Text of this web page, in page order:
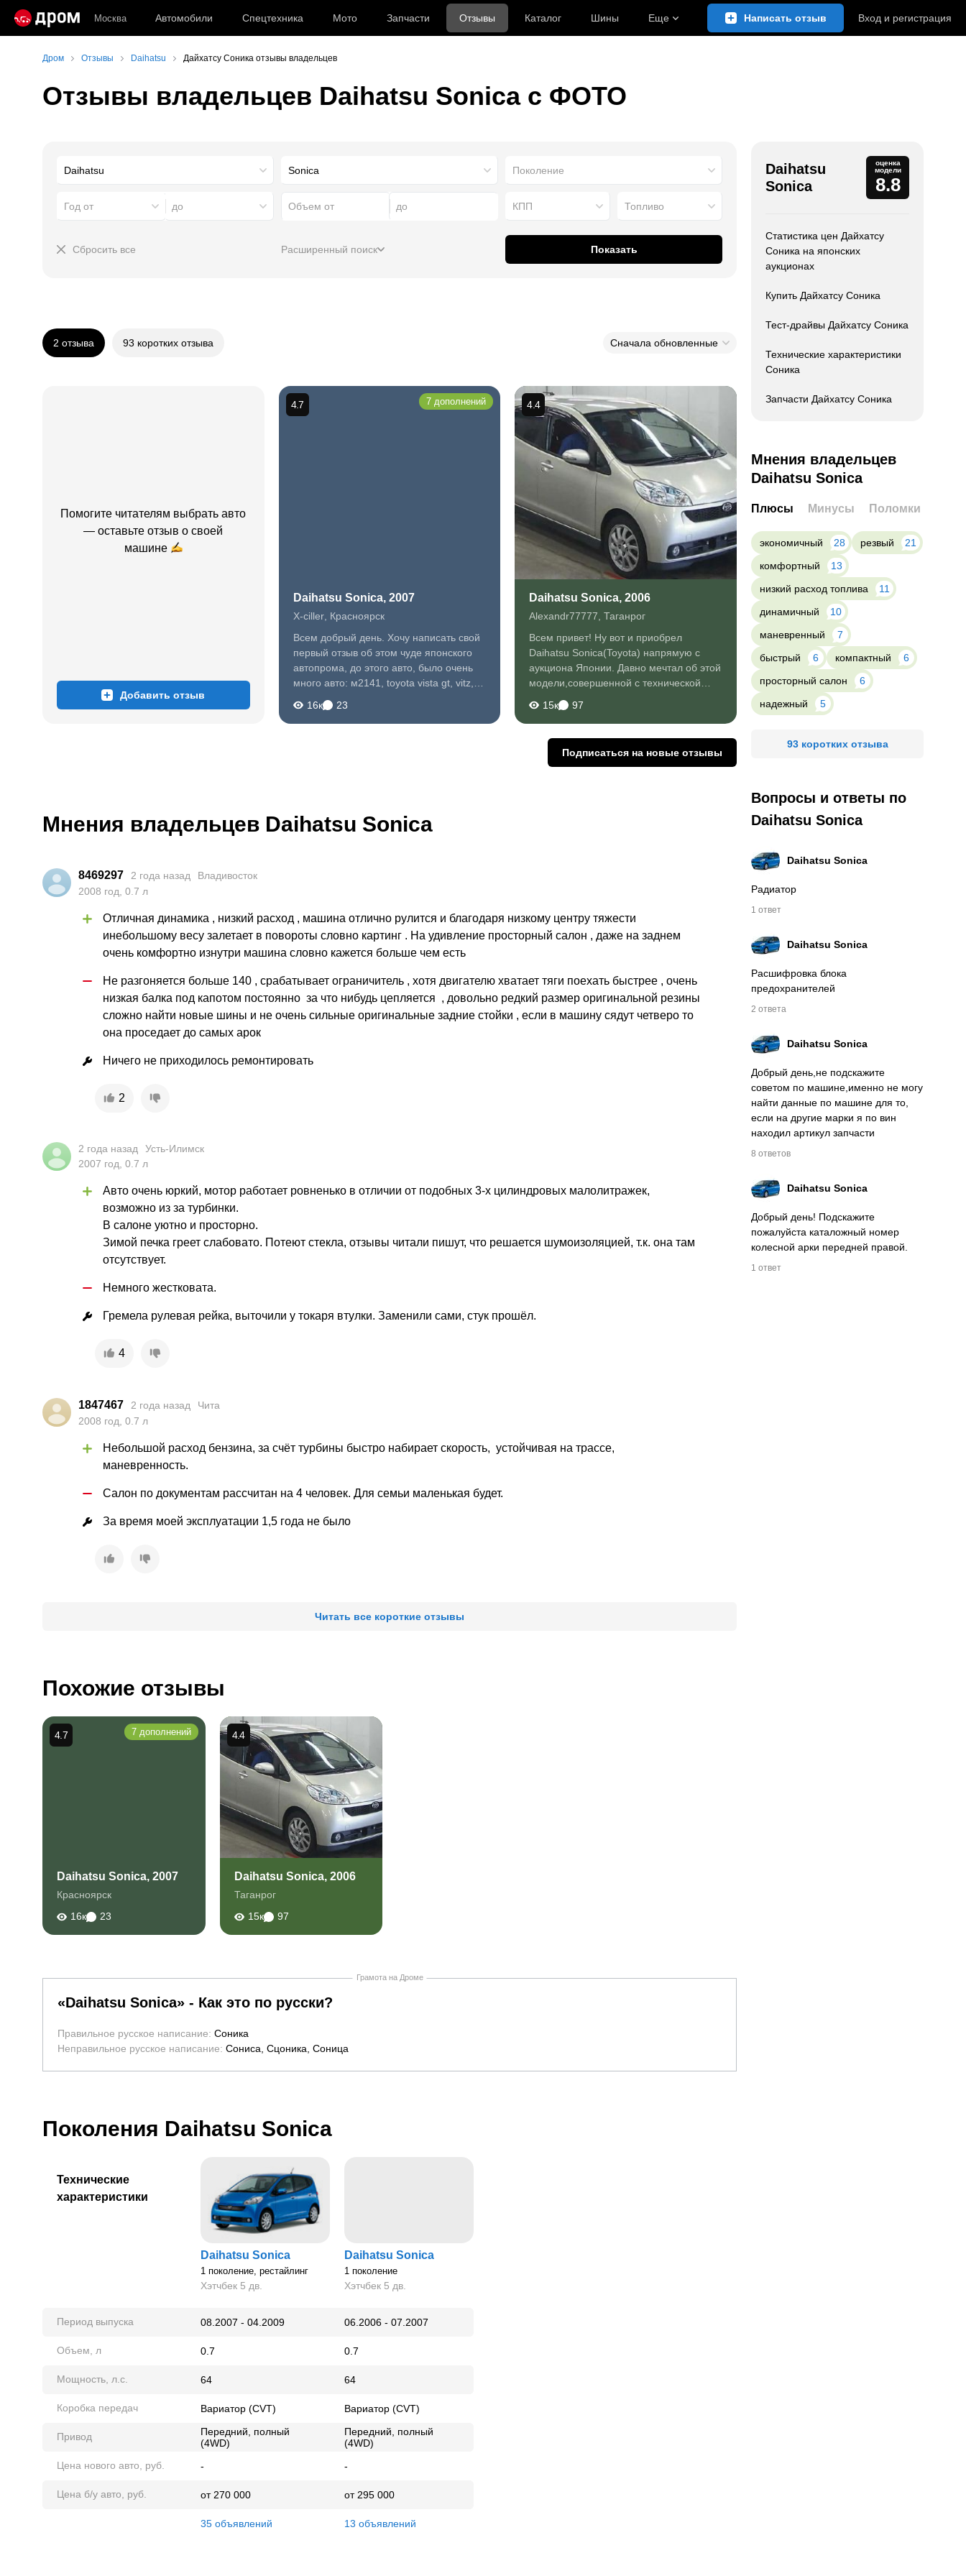
Москва Автомобили Спецтехника Мото Запчасти Отзывы Каталог Шины Еще Написать отзыв Вход и регистрация
Дром Отзывы Daihatsu Дайхатсу Соника отзывы владельцев
Отзывы владельцев Daihatsu Sonica с ФОТО
Поколение
Год от до КПП Топливо
Сбросить все Расширенный поиск Показать
2 отзыва 93 коротких отзыва Сначала обновленные
Помогите читателям выбрать авто
— оставьте отзыв о своей
машине
Добавить отзыв
Daihatsu Sonica, 2007
X-ciller, Красноярск
Всем добрый день. Хочу написать свой
первый отзыв об этом чуде японского
автопрома, до этого авто, было очень
много авто: м2141, toyota vista gt, vitz,
civic 1.7, escudo, prelude, Solaris, insight.
И каждого из этих авто есть свои плюсы,
16к 23
4.7 7 дополнений
Daihatsu Sonica, 2006
Alexandr77777 ,Таганрог
Всем привет! Ну вот и приобрел
Daihatsu Sonica(Toyota) напрямую с
аукциона Японии. Давно мечтал об этой
модели,совершенной с технической
точки зрения,интересной по
дизайну,богатой по комплектации.
Комплектация самая богатая RS
LIMITED спорт версия, двигатель
15к 97
4.4
Подписаться на новые отзывы
Мнения владельцев Daihatsu Sonica
8469297 2 года назад
Владивосток
2008 год 0.7 л
Отличная динамика , низкий расход , машина отлично рулится и благодаря низкому центру тяжести
инебольшому весу залетает в повороты словно картинг . На удивление просторный салон , даже на заднем
очень комфортно изнутри машина словно кажется больше чем есть
Не разгоняется больше 140 , срабатывает ограничитель , хотя двигателю хватает тяги поехать быстрее , очень
низкая балка под капотом постоянно  за что нибудь цепляется  , довольно редкий размер оригинальной резины
сложно найти новые шины и не очень сильные оригинальные задние стойки , если в машину сядут четверо то
она проседает до самых арок
Ничего не приходилось ремонтировать
2
2 года назад
Усть-Илимск
2007 год 0.7 л
Авто очень юркий, мотор работает ровненько в отличии от подобных 3-х цилиндровых малолитражек,
возможно из за турбинки.
В салоне уютно и просторно.
Зимой печка греет слабовато. Потеют стекла, отзывы читали пишут, что решается шумоизоляцией, т.к. она там
отсутствует.
Немного жестковата.
Гремела рулевая рейка, выточили у токаря втулки. Заменили сами, стук прошёл.
4
1847467 2 года назад
Чита
2008 год 0.7 л
Небольшой расход бензина, за счёт турбины быстро набирает скорость,  устойчивая на трассе,
маневренность.
Салон по документам рассчитан на 4 человек. Для семьи маленькая будет.
За время моей эксплуатации 1,5 года не было
Читать все короткие отзывы
Похожие отзывы
Daihatsu Sonica, 2007
Красноярск
16к
23
4.7 7 дополнений
Daihatsu Sonica, 2006
Таганрог
15к
97
4.4
Грамота на Дроме
«Daihatsu Sonica» - Как это по русски?
Правильное русское написание: Соника
Неправильное русское написание: Сониса, Сцоника, Соница
Daihatsu
Sonica
оценка
модели
8.8
Статистика цен Дайхатсу
Соника на японских
аукционах
Купить Дайхатсу Соника
Тест-драйвы Дайхатсу Соника
Технические характеристики
Соника
Запчасти Дайхатсу Соника
Мнения владельцев
Daihatsu Sonica
Плюсы Минусы Поломки
экономичный 28 резвый
21
комфортный
13
низкий расход топлива
11
динамичный
10
маневренный
7
быстрый
6 компактный
6
просторный салон
6
надежный
5
93 коротких отзыва
Вопросы и ответы по
Daihatsu Sonica
Daihatsu Sonica
Радиатор
1 ответ
Daihatsu Sonica
Расшифровка блока
предохранителей
2 ответа
Daihatsu Sonica
Добрый день,не подскажите
советом по машине,именно не могу
найти данные по машине для то,
если на другие марки я по вин
находил артикул запчасти
8 ответов
Daihatsu Sonica
Добрый день! Подскажите
пожалуйста каталожный номер
колесной арки передней правой.
1 ответ
Поколения Daihatsu Sonica
Технические
характеристики
Daihatsu Sonica
1 поколение, рестайлинг
Хэтчбек 5 дв.
Daihatsu Sonica
1 поколение
Хэтчбек 5 дв.
Период выпуска 08.2007 - 04.2009 06.2006 - 07.2007
Объем, л 0.7 0.7
Мощность, л.с. 64 64
Коробка передач Вариатор (CVT) Вариатор (CVT)
Привод
Передний, полный
(4WD)
Передний, полный
(4WD)
Цена нового авто, руб.
- -
Цена б/у авто, руб. от 270 000 от 295 000
35 объявлений 13 объявлений